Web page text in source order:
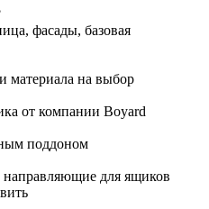
фасады, базовая
материала на выбор
от компании Boyard
поддоном
для ящиков